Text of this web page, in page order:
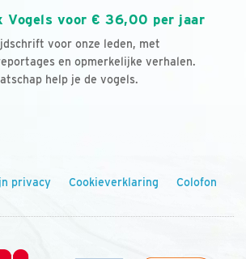
Vogels voor € 36,00 per jaar
voor onze leden, met
en opmerkelijke verhalen.
help je de vogels.
privacy Cookieverklaring Colofon